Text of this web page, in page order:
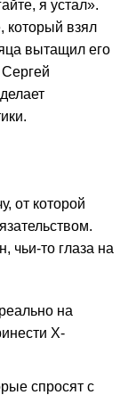
я устал».
который взял
вытащил его
Сергей
от которой
чьи-то глаза на
на
X-
спросят с